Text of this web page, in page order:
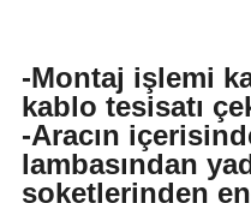
-Montaj işlemi
kablo tesisatı
-Aracın
lambasından
soketlerinden